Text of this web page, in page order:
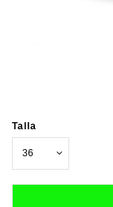
Talla